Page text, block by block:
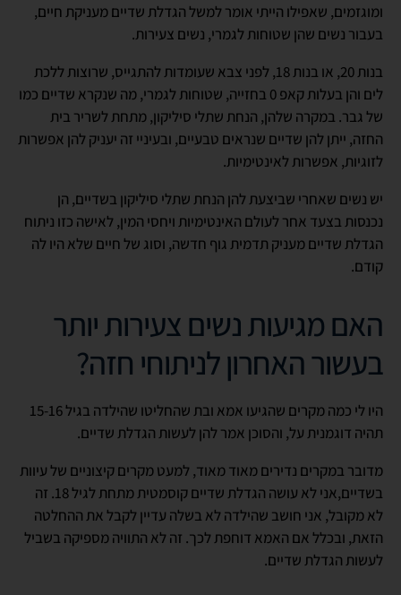
ומוגזמים, שאפילו הייתי אומר למשל הגדלת שדיים מעניקת חיים,
בעבור נשים שהן שטוחות לגמרי, נשים צעירות.
בנות 20, או בנות 18, לפני צבא שעומדות להתגייס, שרוצות ללכת
לים והן בעלות קאפ 0 בחזייה, שטוחות לגמרי, מה שנקרא שדיים כמו
של גבר. במקרה שלהן, הנחת שתלי סיליקון, מתחת לשריר בית
החזה, ייתן להן שדיים שנראים טבעיים, ובעיניי זה יעניק להן אפשרות
לזוגיות, אפשרות לאינטימיות.
יש נשים שאחרי שביצעת להן הנחת שתלי סיליקון בשדיים, הן
נכנסות בצעד אחר לעולם האינטימיות ויחסי המין, לאישה כזו ניתוח
הגדלת שדיים מעניק תדמית גוף חדשה, וסוג של חיים שלא היו לה
קודם.
האם מגיעות נשים צעירות יותר
בעשור האחרון לניתוחי חזה?
היו לי כמה מקרים שהגיעו אמא ובת שהחליטו שהילדה בגיל 15-16
תהיה דוגמנית על, והסוכן אמר להן לעשות הגדלת שדיים.
מדובר במקרים נדירים מאוד מאוד, למעט מקרים קיצוניים של עיוות
בשדיים,אני לא עושה הגדלת שדיים קוסמטית מתחת לגיל 18. זה
לא מקובל, אני חושב שהילדה לא בשלה עדיין לקבל את ההחלטה
הזאת, ובכלל אם האמא דוחפת לכך. זה לא התוויה מספיקה בשביל
לעשות הגדלת שדיים.